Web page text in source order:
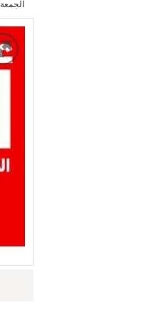
الجمعة 22-07-2016 PM 09:12